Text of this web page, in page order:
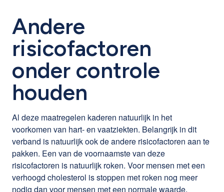
Andere
risicofactoren
onder controle
houden
Al deze maatregelen kaderen natuurlijk in het
voorkomen van hart- en vaatziekten. Belangrijk in dit
verband is natuurlijk ook de andere risicofactoren aan te
pakken. Een van de voornaamste van deze
risicofactoren is natuurlijk roken. Voor mensen met een
verhoogd cholesterol is stoppen met roken nog meer
nodig dan voor mensen met een normale waarde.